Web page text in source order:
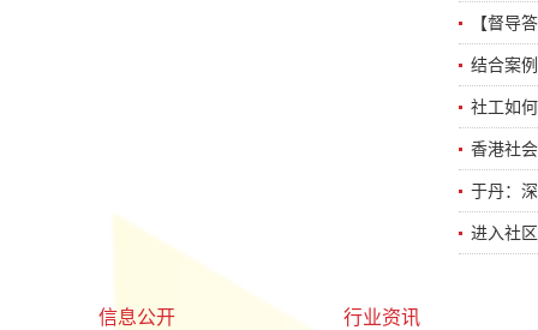
【督导
结合案
社工如
香港社
于丹：
进入社
信息公开 行业资讯